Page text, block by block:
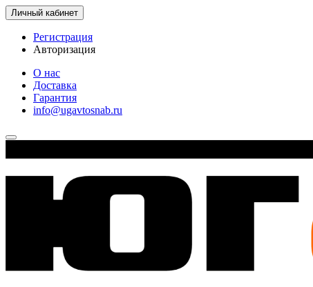
Личный кабинет
Регистрация
Авторизация
О нас
Доставка
Гарантия
info@ugavtosnab.ru